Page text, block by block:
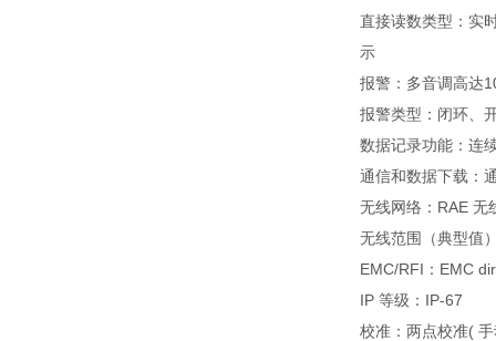
直接读数类型：实
示
报警：多音调高达
报警类型：闭环、
数据记录功能：连
通信和数据下载：
无线网络：RAE 无
无线范围（典型值
EMC/RFI ：EMC
IP 等级：IP-67
校准：两点校准(